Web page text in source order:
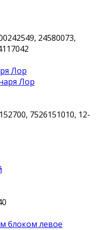
24580073,
Лор
7526151010, 12-
блоком левое